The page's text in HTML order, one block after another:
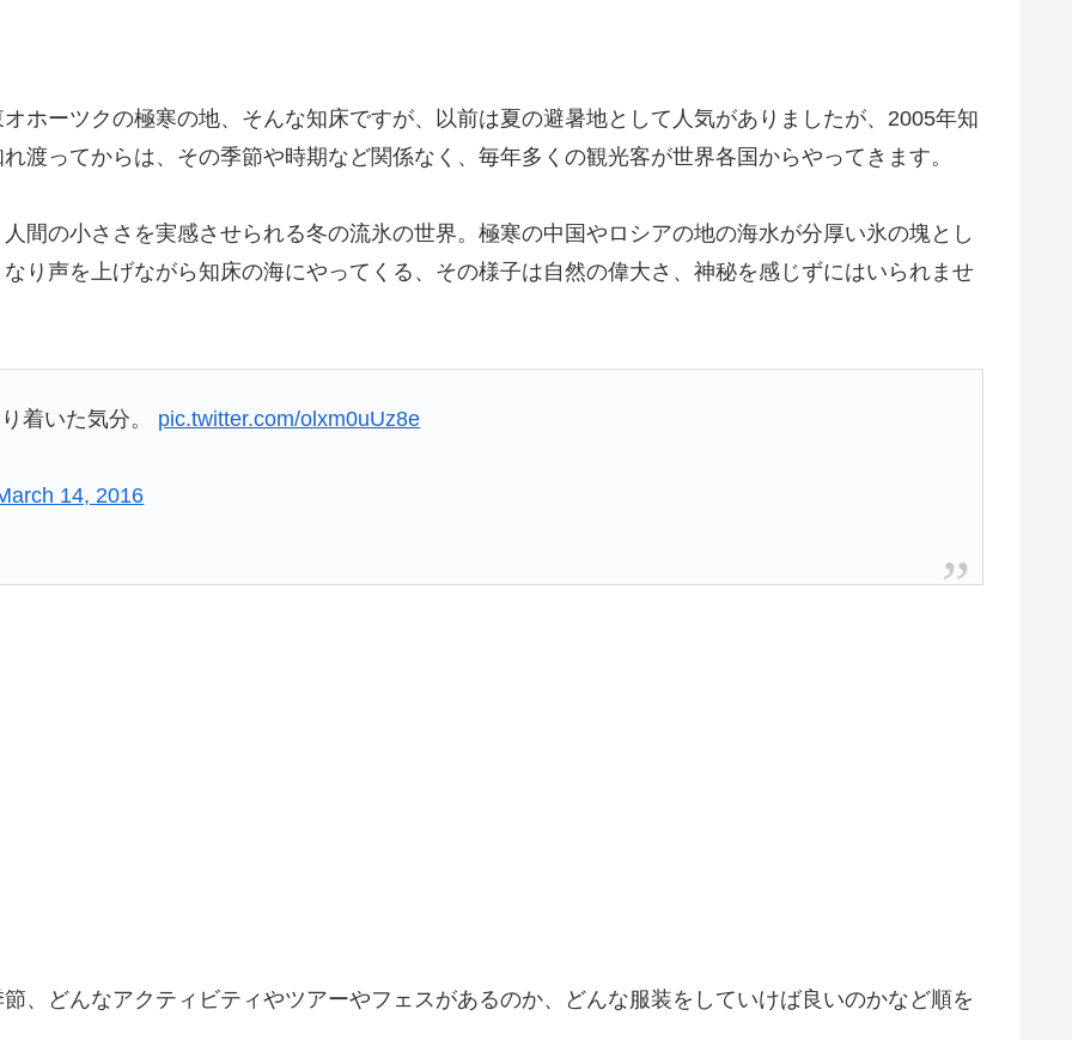
ホーツクの極寒の地、そんな知床ですが、以前は夏の避暑地として人気がありましたが、2005年知
渡ってからは、その季節や時期など関係なく、毎年多くの観光客が世界各国からやってきます。
間の小ささを実感させられる冬の流氷の世界。極寒の中国やロシアの地の海水が分厚い氷の塊とし
り声を上げながら知床の海にやってくる、その様子は自然の偉大さ、神秘を感じずにはいられませ
着いた気分。 pic.twitter.com/olxm0uUz8e
14, 2016
、どんなアクティビティやツアーやフェスがあるのか、どんな服装をしていけば良いのかなど順を